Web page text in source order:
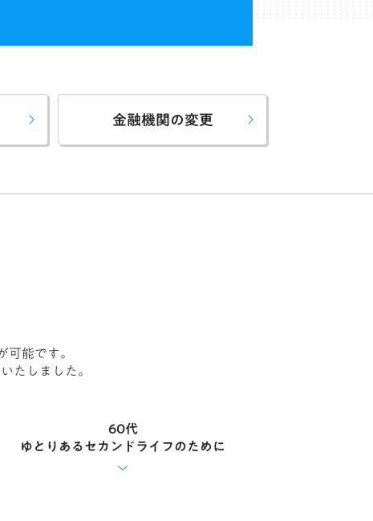
金融機関の変更
能です。
たしました。
60代
ゆとりあるセカンドライフのために